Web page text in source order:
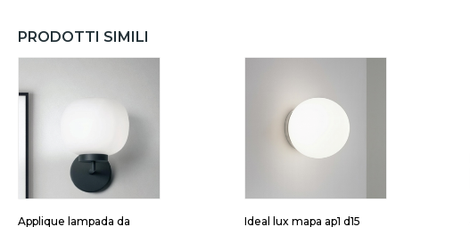
PRODOTTI SIMILI
Applique lampada da
Ideal lux mapa ap1 d15